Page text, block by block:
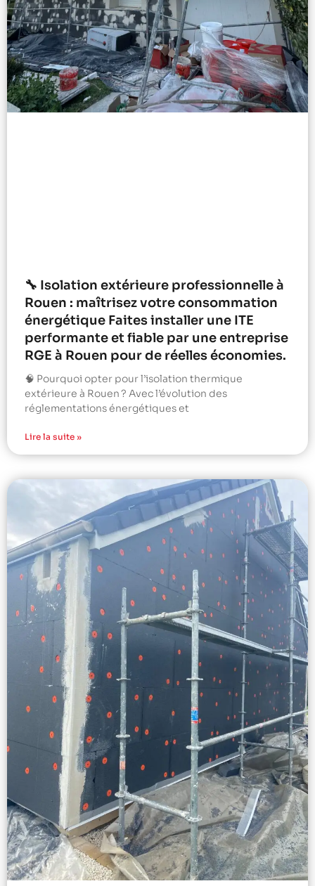
🔧 Isolation extérieure professionnelle à
Rouen : maîtrisez votre consommation
énergétique Faites installer une ITE
performante et fiable par une entreprise
RGE à Rouen pour de réelles économies.
🧠 Pourquoi opter pour l’isolation thermique
extérieure à Rouen ? Avec l’évolution des
réglementations énergétiques et
Lire la suite »